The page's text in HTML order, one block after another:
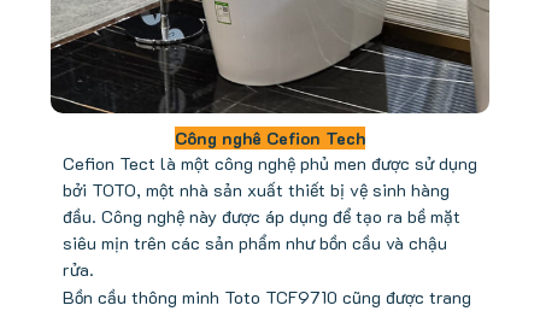
Công nghê Cefion Tech
Cefion Tect là một công nghệ phủ men được sử dụng
bởi TOTO, một nhà sản xuất thiết bị vệ sinh hàng
đầu. Công nghệ này được áp dụng để tạo ra bề mặt
siêu mịn trên các sản phẩm như bồn cầu và chậu
rửa.
Bồn cầu thông minh Toto TCF9710 cũng được trang